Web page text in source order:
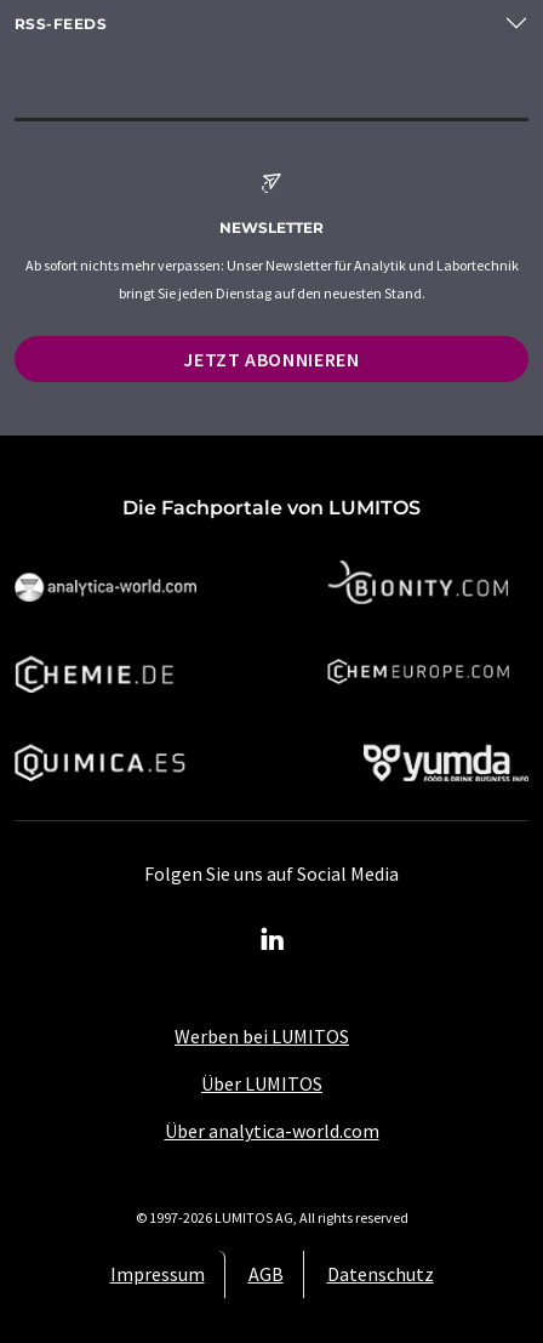
RSS-FEEDS
NEWSLETTER
Ab sofort nichts mehr verpassen: Unser Newsletter für Analytik und Labortechnik
bringt Sie jeden Dienstag auf den neuesten Stand.
JETZT ABONNIEREN
Die Fachportale von LUMITOS
Werben bei LUMITOS
Über LUMITOS
Über analytica-world.com
Impressum AGB Datenschutz
Folgen Sie uns auf Social Media
© 1997-2026 LUMITOS AG, All rights reserved